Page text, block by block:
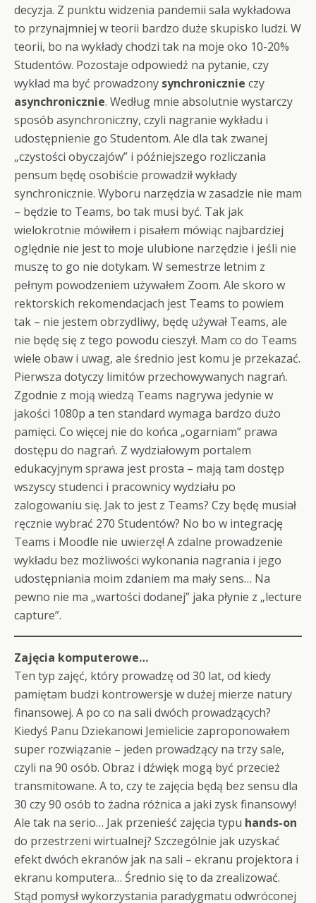
decyzja. Z punktu widzenia pandemii sala wykładowa
to przynajmniej w teorii bardzo duże skupisko ludzi. W
teorii, bo na wykłady chodzi tak na moje oko 10-20%
Studentów. Pozostaje odpowiedź na pytanie, czy
wykład ma być prowadzony synchronicznie czy
asynchronicznie. Według mnie absolutnie wystarczy
sposób asynchroniczny, czyli nagranie wykładu i
udostępnienie go Studentom. Ale dla tak zwanej
„czystości obyczajów” i późniejszego rozliczania
pensum będę osobiście prowadził wykłady
synchronicznie. Wyboru narzędzia w zasadzie nie mam
– będzie to Teams, bo tak musi być. Tak jak
wielokrotnie mówiłem i pisałem mówiąc najbardziej
oględnie nie jest to moje ulubione narzędzie i jeśli nie
muszę to go nie dotykam. W semestrze letnim z
pełnym powodzeniem używałem Zoom. Ale skoro w
rektorskich rekomendacjach jest Teams to powiem
tak – nie jestem obrzydliwy, będę używał Teams, ale
nie będę się z tego powodu cieszył. Mam co do Teams
wiele obaw i uwag, ale średnio jest komu je przekazać.
Pierwsza dotyczy limitów przechowywanych nagrań.
Zgodnie z moją wiedzą Teams nagrywa jedynie w
jakości 1080p a ten standard wymaga bardzo dużo
pamięci. Co więcej nie do końca „ogarniam” prawa
dostępu do nagrań. Z wydziałowym portalem
edukacyjnym sprawa jest prosta – mają tam dostęp
wszyscy studenci i pracownicy wydziału po
zalogowaniu się. Jak to jest z Teams? Czy będę musiał
ręcznie wybrać 270 Studentów? No bo w integrację
Teams i Moodle nie uwierzę! A zdalne prowadzenie
wykładu bez możliwości wykonania nagrania i jego
udostępniania moim zdaniem ma mały sens… Na
pewno nie ma „wartości dodanej” jaka płynie z „lecture
capture”.
Zajęcia komputerowe…
Ten typ zajęć, który prowadzę od 30 lat, od kiedy
pamiętam budzi kontrowersje w dużej mierze natury
finansowej. A po co na sali dwóch prowadzących?
Kiedyś Panu Dziekanowi Jemielicie zaproponowałem
super rozwiązanie – jeden prowadzący na trzy sale,
czyli na 90 osób. Obraz i dźwięk mogą być przecież
transmitowane. A to, czy te zajęcia będą bez sensu dla
30 czy 90 osób to żadna różnica a jaki zysk finansowy!
Ale tak na serio… Jak przenieść zajęcia typu hands-on
do przestrzeni wirtualnej? Szczególnie jak uzyskać
efekt dwóch ekranów jak na sali – ekranu projektora i
ekranu komputera… Średnio się to da zrealizować.
Stąd pomysł wykorzystania paradygmatu odwróconej